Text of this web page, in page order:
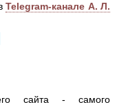
Telegram-канале А. Л.
сайта - самого